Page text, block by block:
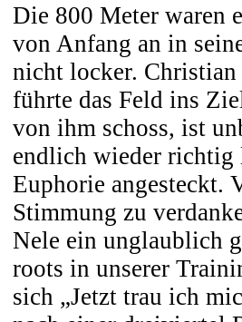
Die 800 Meter waren
von Anfang an in
nicht locker.
führte das Feld ins
von ihm schoss, ist
endlich wieder richtig
Euphorie angesteckt.
Stimmung zu
Nele ein unglaublich
roots in unserer
sich „Jetzt trau ich